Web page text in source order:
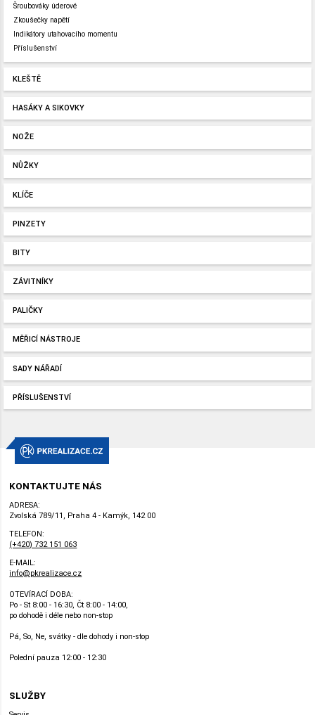
Šroubováky úderové
Zkoušečky napětí
Indikátory utahovacího momentu
Příslušenství
KLEŠTĚ
HASÁKY A SIKOVKY
NOŽE
NŮŽKY
KLÍČE
PINZETY
BITY
ZÁVITNÍKY
PALIČKY
MĚŘICÍ NÁSTROJE
SADY NÁŘADÍ
PŘÍSLUŠENSTVÍ
KONTAKTUJTE NÁS
ADRESA:
Zvolská 789/11, Praha 4 - Kamýk, 142 00
TELEFON:
(+420) 732 151 063
E-MAIL:
info@pkrealizace.cz
OTEVÍRACÍ DOBA:
Po - St 8:00 - 16:30, Čt 8:00 - 14:00,
po dohodě i déle nebo non-stop
Pá, So, Ne, svátky - dle dohody i non-stop
Polední pauza 12:00 - 12:30
SLUŽBY